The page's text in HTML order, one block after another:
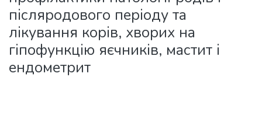
післяродового періоду та
лікування корів, хворих на
гіпофункцію яєчників, мастит і
ендометрит